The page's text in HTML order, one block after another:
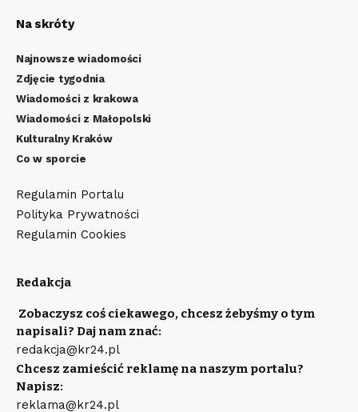
Na skróty
Najnowsze wiadomości
Zdjęcie tygodnia
Wiadomości z krakowa
Wiadomości z Małopolski
Kulturalny Kraków
Co w sporcie
Regulamin Portalu
Polityka Prywatności
Regulamin Cookies
Redakcja
Zobaczysz coś ciekawego, chcesz żebyśmy o tym
napisali? Daj nam znać:
redakcja@kr24.pl
Chcesz zamieścić reklamę na naszym portalu?
Napisz:
reklama@kr24.pl